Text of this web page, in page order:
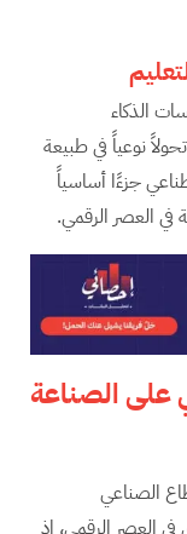
الذكاء
نوعياً في طبيعة
جزءًا أساسياً
في العصر الرقمي.
على الصناعة
الصناعي
في العصر الرقمي، إذ